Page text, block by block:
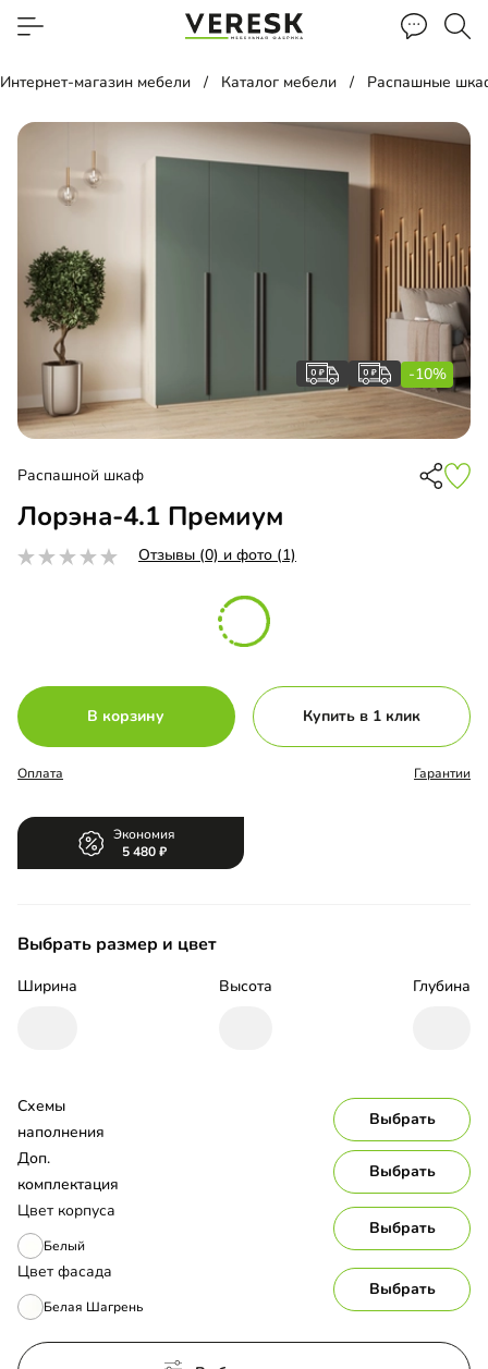
Интернет-магазин мебели Каталог мебели Распашные
-10%
Распашной шкаф
Лорэна-4.1 Премиум
Отзывы (0) и фото (1)
В корзину Купить в 1 клик
Оплата Гарантии
Экономия
5 480
Выбрать размер и цвет
Ширина Высота Глубина
Цвет корпуса
Белый
Выбрать
Цвет фасада
Белая Шагрень
Выбрать
Схемы
наполнения
Выбрать
Доп.
комплектация
Выбрать